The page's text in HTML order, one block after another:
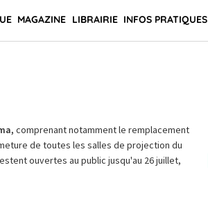
MAGAZINE LIBRAIRIE INFOS PRATIQUES
comprenant notamment le remplacement
de toutes les salles de projection du
ouvertes au public jusqu'au 26 juillet,